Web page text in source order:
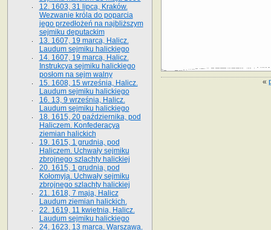
«
12. 1603, 31 lipca, Kraków.
Wezwanie króla do poparcia
jego przedłożeń na najbliższym
sejmiku deputackim
13. 1607, 19 marca, Halicz.
Laudum sejmiku halickiego
14. 1607, 19 marca, Halicz.
Instrukcya sejmiku halickiego
posłom na sejm walny
15. 1608, 15 września, Halicz.
Laudum sejmiku halickiego
16. 13, 9 września, Halicz.
Laudum sejmiku halickiego
18. 1615, 20 października, pod
Haliczem. Konfederacya
ziemian halickich
19. 1615, 1 grudnia, pod
Haliczem. Uchwały sejmiku
zbrojnego szlachty halickiej
20. 1615, 1 grudnia, pod
Kołomyją. Uchwały sejmiku
zbrojnego szlachty halickiej
21. 1618, 7 maja, Halicz
Laudum ziemian halickich.
22. 1619, 11 kwietnia, Halicz.
Laudum sejmiku halickiego
24. 1623, 13 marca, Warszawa.